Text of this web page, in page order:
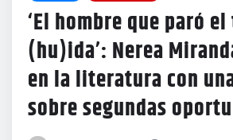
‘El hombre que paró
(hu)ida’: Nerea
en la literatura con
sobre segundas